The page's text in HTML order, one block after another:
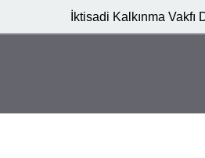
İktisadi Kalkınma Vakfı